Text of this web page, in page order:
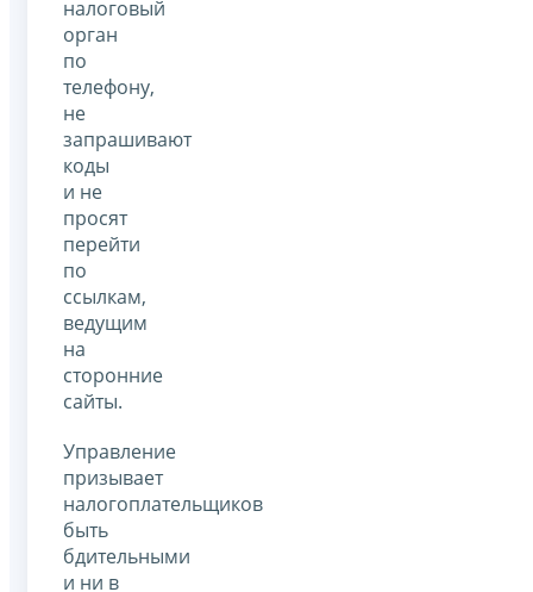
налоговый
орган
по
телефону,
не
запрашивают
коды
и не
просят
перейти
по
ссылкам,
ведущим
на
сторонние
сайты.
Управление
призывает
налогоплательщиков
быть
бдительными
и ни в